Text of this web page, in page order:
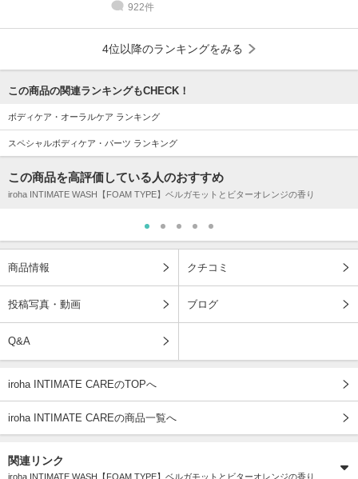
922件
4位以降のランキングをみる
この商品の関連ランキングもCHECK！
ボディケア・オーラルケア ランキング
スペシャルボディケア・パーツ ランキング
この商品を高評価している人のおすすめ
iroha INTIMATE WASH【FOAM TYPE】ベルガモットとビターオレンジの香り
商品情報 クチコミ
投稿写真・動画 ブログ
Q&A
iroha INTIMATE CAREのTOPへ
iroha INTIMATE CAREの商品一覧へ
関連リンク
iroha INTIMATE WASH【FOAM TYPE】ベルガモットとビターオレンジの香り